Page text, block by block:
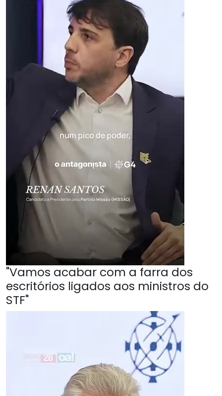
"Vamos acabar com a farra dos
escritórios ligados aos ministros do
STF"